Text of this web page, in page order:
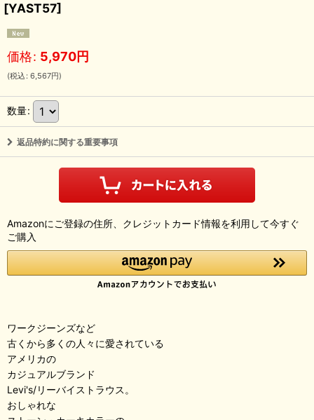
[YAST57]
価格: 5,970円
(税込 : 6,567円)
数量:
返品特約に関する重要事項
Amazonにご登録の住所、クレジットカード情報を利用して今すぐ
ご購入
ワークジーンズなど
古くから多くの人々に愛されている
アメリカの
カジュアルブランド
Levi's/リーバイストラウス。
おしゃれな